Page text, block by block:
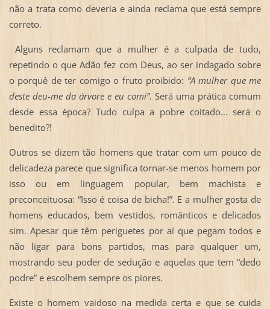
não a trata como deveria e ainda reclama que está sempre
correto.
Alguns reclamam que a mulher é a culpada de tudo,
repetindo o que Adão fez com Deus, ao ser indagado sobre
o porquê de ter comigo o fruto proibido: “A mulher que me
deste deu-me da árvore e eu comi”. Será uma prática comum
desde essa época? Tudo culpa a pobre coitado... será o
benedito?!
Outros se dizem tão homens que tratar com um pouco de
delicadeza parece que significa tornar-se menos homem por
isso ou em linguagem popular, bem machista e
preconceituosa: “Isso é coisa de bicha!”. E a mulher gosta de
homens educados, bem vestidos, românticos e delicados
sim. Apesar que têm periguetes por aí que pegam todos e
não ligar para bons partidos, mas para qualquer um,
mostrando seu poder de sedução e aquelas que tem “dedo
podre” e escolhem sempre os piores.
Existe o homem vaidoso na medida certa e que se cuida